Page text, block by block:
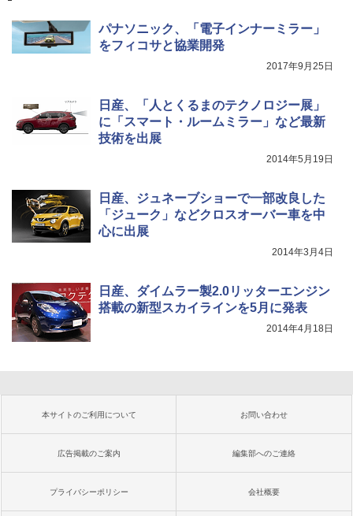
パナソニック、「電子インナーミラー」
をフィコサと協業開発
2017年9月25日
日産、「人とくるまのテクノロジー展」
に「スマート・ルームミラー」など最新
技術を出展
2014年5月19日
日産、ジュネーブショーで一部改良した
「ジューク」などクロスオーバー車を中
心に出展
2014年3月4日
日産、ダイムラー製2.0リッターエンジン
搭載の新型スカイラインを5月に発表
2014年4月18日
本サイトのご利用について お問い合わせ
広告掲載のご案内 編集部へのご連絡
プライバシーポリシー 会社概要